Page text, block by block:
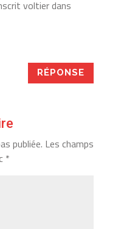
voltier dans
RÉPONSE
publiée. Les champs
*